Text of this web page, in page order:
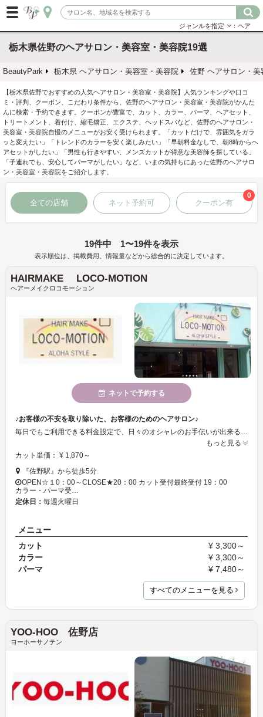
ジャンルを指定 ：ヘア
栃木県佐野のヘアサロン・美容室・美容院19選
BeautyPark 栃木県 ヘアサロン・美容室・美容院 佐野 ヘアサロン・美
【栃木県佐野でおすすめの人気ヘアサロン・美容室・美容院】人気ランキングや口コ
ミ・評判、クーポン、こだわり条件から、佐野のヘアサロン・美容室・美容院がかんた
んに検索・予約できます。クーポンが豊富で、カット、カラー、パーマ、ヘアセット、
トリートメント、着付け、縮毛矯正、エクステ、ヘッドスパなど、佐野のヘアサロン・
美容室・美容院自慢のメニューがお安く受けられます。「カットだけで、雰囲気をガラ
ッと変えたい」「トレンドのカラーを安く楽しみたい」「早朝料金なしで、朝8時からヘ
アセットがしたい」「男性も行きやすい、メンズカットが得意な美容師を探している」
「子連れでも、安心してパーマがしたい」など、いまの気持ちにあった佐野のヘアサロ
ン・美容室・美容院をご紹介します。
全ての店舗 ネット予約可 クーポン有
0
19件中 1〜19件を表示
表示順位は、掲載費用、情報量などから総合的に決定しています。
HAIRMAKE LOCO-MOTION
ヘアーメイクロコモーション
ネットで予約する
♪お客様の不安を取り除いた、お客様のためのヘアサロン♪
毎日でもご利用できる料金設定で、日々のオシャレのお手伝いが出来る美容室を目指しています！お客様のもとめているメニューのみを見際めて施術するとこによって、納得いただける安価が実現しました★ご要望言ってくださいね☆
もっと見る
カット単価： ¥ 1,870～
『佐野駅』から徒歩5分
OPEN☆１0：00～CLOSE★20：00 カット受付最終受付 19：00
カラー・パーマ受…
定休日： 毎週火曜日
メニュー
カット
¥ 3,300～
カラー
¥ 3,300～
パーマ
¥ 7,480～
すべてのメニューを見る
YOO-HOO 佐野店
ヨーホーサノテン